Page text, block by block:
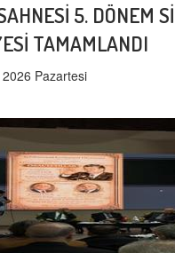
5. DÖNEM
TAMAMLANDI
Pazartesi